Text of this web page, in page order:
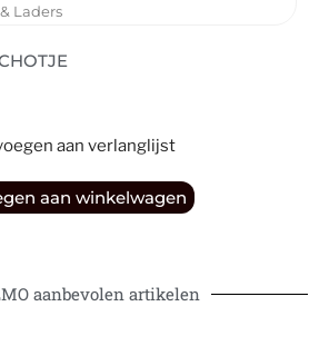
Laders
aan verlanglijst
aan winkelwagen
aanbevolen artikelen